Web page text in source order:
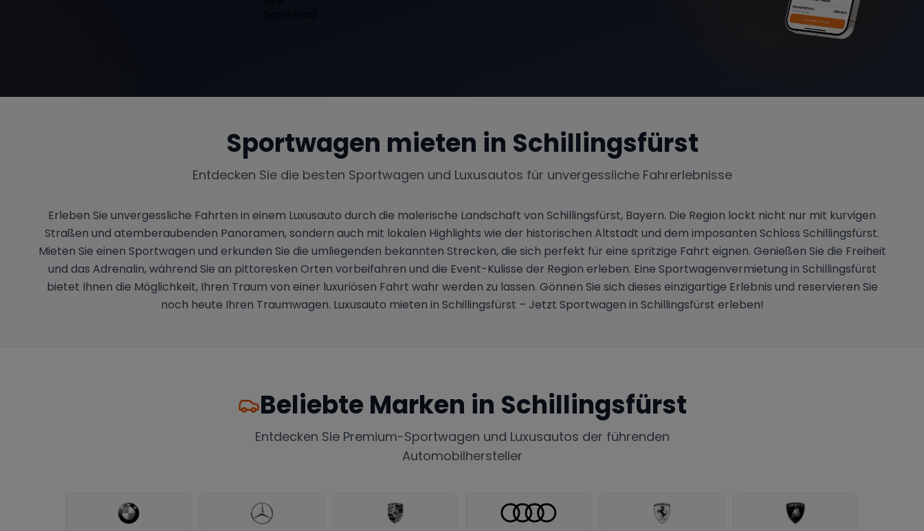
Sportwagen mieten in Schillingsfürst
Entdecken Sie die besten Sportwagen und Luxusautos für unvergessliche Fahrerlebnisse
Erleben Sie unvergessliche Fahrten in einem Luxusauto durch die malerische Landschaft von Schillingsfürst, Bayern. Die Region lockt nicht nur mit kurvigen
Straßen und atemberaubenden Panoramen, sondern auch mit lokalen Highlights wie der historischen Altstadt und dem imposanten Schloss Schillingsfürst.
Mieten Sie einen Sportwagen und erkunden Sie die umliegenden bekannten Strecken, die sich perfekt für eine spritzige Fahrt eignen. Genießen Sie die Freiheit
und das Adrenalin, während Sie an pittoresken Orten vorbeifahren und die Event-Kulisse der Region erleben. Eine Sportwagenvermietung in Schillingsfürst
bietet Ihnen die Möglichkeit, Ihren Traum von einer luxuriösen Fahrt wahr werden zu lassen. Gönnen Sie sich dieses einzigartige Erlebnis und reservieren Sie
noch heute Ihren Traumwagen. Luxusauto mieten in Schillingsfürst – Jetzt Sportwagen in Schillingsfürst erleben!
Beliebte Marken in Schillingsfürst
Entdecken Sie Premium-Sportwagen und Luxusautos der führenden
Automobilhersteller